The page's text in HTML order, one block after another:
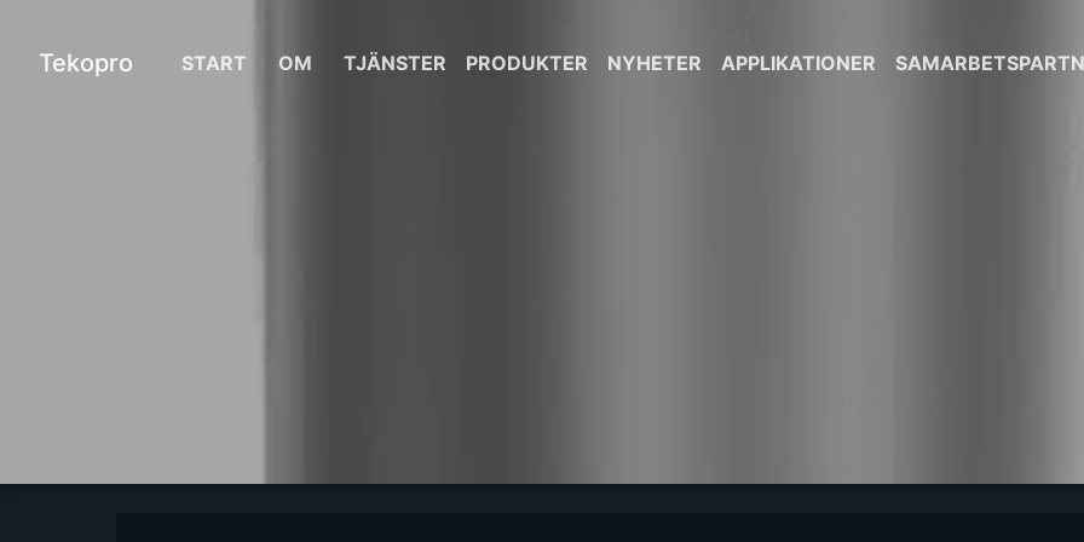
Tekopro START OM TJÄNSTER PRODUKTER NYHETER APPLIKATIONER